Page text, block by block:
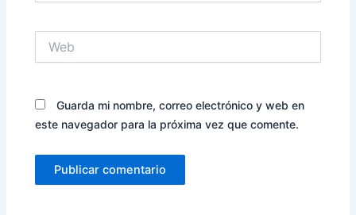
Guarda mi nombre, correo electrónico y web en
este navegador para la próxima vez que comente.